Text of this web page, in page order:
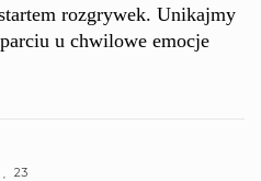
rozgrywek. Unikajmy
u chwilowe emocje
23